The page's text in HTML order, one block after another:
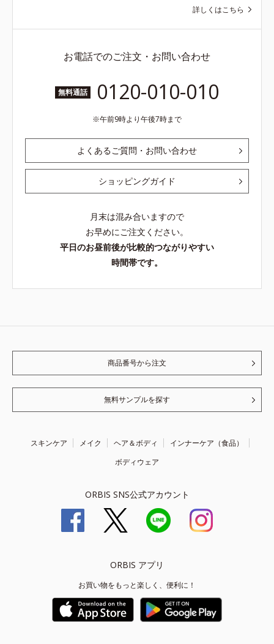
ではありません）※弱酸性（ローシ
キス、油溶性甘草エキス（2）*9 乾
燥など
詳しくはこちら
お電話でのご注文・お問い合わせ
無料通話 0120-010-010
午前9時より午後7時まで
よくあるご質問・お問い合わせ
ショッピングガイド
月末は混み合いますので
お早めにご注文ください。
平日のお昼前後が比較的つながりやすい
時間帯です。
商品番号から注文
無料サンプルを探す
スキンケア メイク ヘア＆ボディ
インナーケア（食品）
ボディウェア
ORBIS SNS公式アカウント
ORBIS アプリ
お買い物をもっと楽しく、便利に！